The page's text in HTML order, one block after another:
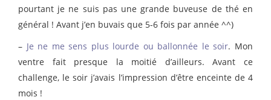
pourtant je ne suis pas une grande buveuse de thé en
général ! Avant j’en buvais que 5-6 fois par année ^^)
– Je ne me sens plus lourde ou ballonnée le soir. Mon
ventre fait presque la moitié d’ailleurs. Avant ce
challenge, le soir j’avais l’impression d’être enceinte de 4
mois !